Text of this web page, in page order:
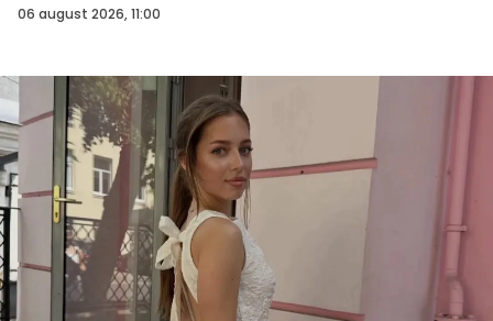
06 august 2026, 11:00